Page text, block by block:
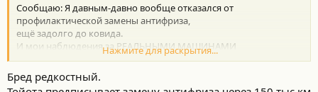
Сообщаю: Я давным-давно вообще отказался от
профилактической замены антифриза,
ещё задолго до ковида.
И мои наблюдения за РЕАЛЬНЫМИ МАШИНАМИ
опрокидывают навзничь все эти бредни.
Антифриз без нужны не меняю НИКОГДА. Например, никогда
никем не заменялся антифриз в
Нажмите для раскрытия...
Бред редкостный.